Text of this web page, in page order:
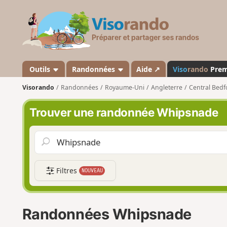
s
a
n
d
o
Outils Randonnées Aide ↗ Visorando
Visorando Randonnées Royaume-Uni Angleterre Central
Trouver une randonnée Whipsnade
Filtres NOUVEAU
Randonnées Whipsnade